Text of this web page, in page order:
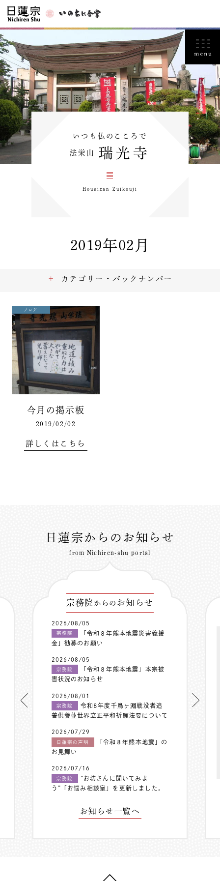
いつも仏のこころで
法栄山 瑞光寺
Houeizan Zuikouji
2019年02月
ブログ
今月の掲示板
2019/02/02
詳しくはこちら
カテゴリー・バックナンバー
日蓮宗からのお知らせ
from Nichiren-shu portal
宗務院 からの お知らせ
2026/08/05
宗務院
「令和８年熊本地震災害義援
金」勧募のお願い
2026/08/05
宗務院
「令和８年熊本地震」本宗被
害状況のお知らせ
2026/08/01
宗務院
令和8年度千鳥ヶ淵戦没者追
善供養並世界立正平和祈願法要について
2026/07/29
日蓮宗の声明
「令和８年熊本地震」の
お見舞い
2026/07/16
宗務院
”お坊さんに聞いてみよ
う”「お悩み相談室」を更新しました。
お知らせ一覧へ